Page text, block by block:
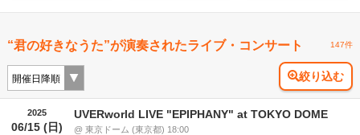
“君の好きなうた”が演奏されたライブ・コンサート 147件
絞り込む
2025
06/15 (日)
UVERworld LIVE "EPIPHANY" at TOKYO DOME
@ 東京ドーム (東京都) 18:00